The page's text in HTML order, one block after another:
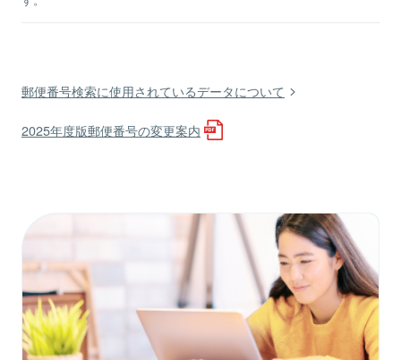
郵便番号検索に使用されているデータについて
2025年度版郵便番号の変更案内